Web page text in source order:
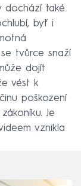
dochází také
byť i
tvůrce snaží
dojít
vést k
poškození
Je
vznikla